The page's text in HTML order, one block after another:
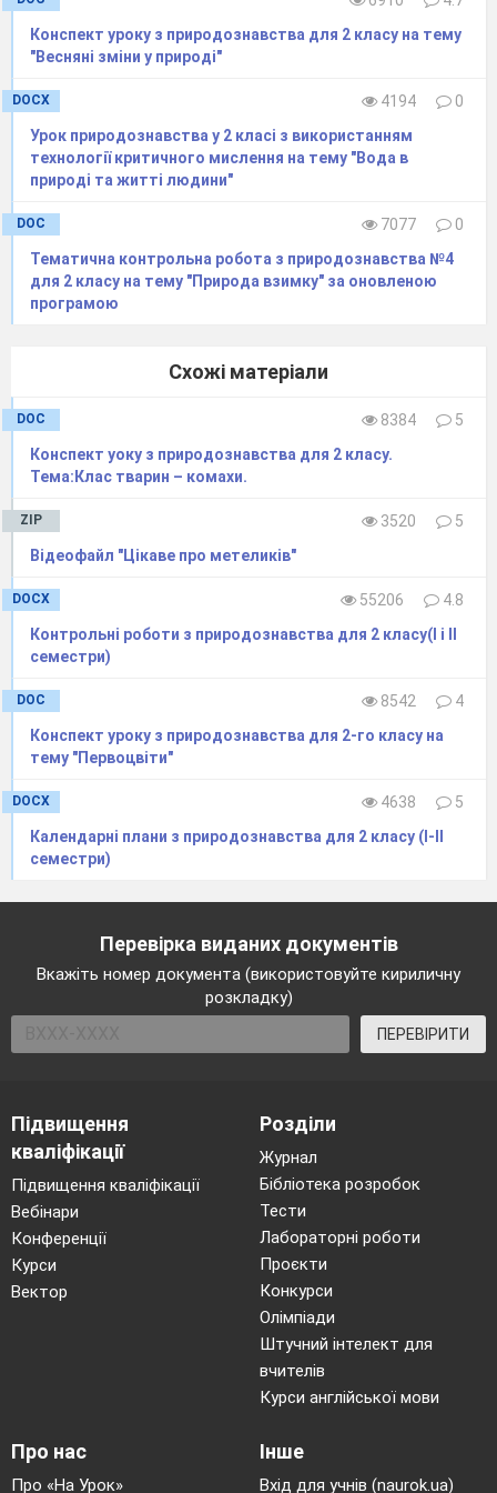
ріпа);
«Попелюшка» - (гарбуз);
«Пригоди
V.
- Що ви нового дізналися на уроці?
- Як розмножуються рослини?
- Чи задоволені ви уроком?
Конспект уроку з природознавства для 2 класу на тему
"Весняні зміни у природі"
DOCX 4194
0
Урок природознавства у 2 класі з використанням
технології критичного мислення на тему "Вода в
природі та житті людини"
DOC 7077
0
Тематична контрольна робота з природознавства №4
для 2 класу на тему "Природа взимку" за оновленою
програмою
Схожі матеріали
DOC 8384
5
Конспект уоку з природознавства для 2 класу.
Тема:Клас тварин – комахи.
ZIP 3520
5
Відеофайл "Цікаве про метеликів"
DOCX 55206
4.8
Контрольні роботи з природознавства для 2 класу(І і ІІ
семестри)
DOC 8542
4
Конспект уроку з природознавства для 2-го класу на
тему "Первоцвіти"
DOCX 4638
5
Календарні плани з природознавства для 2 класу (І-ІІ
семестри)
Перевірка виданих документів
Вкажіть номер документа (використовуйте кириличну
розкладку)
ПЕРЕВІРИТИ
Підвищення
кваліфікації
Підвищення кваліфікації
Вебінари
Конференції
Курси
Вектор
Розділи
Журнал
Бібліотека розробок
Тести
Лабораторні роботи
Проєкти
Конкурси
Олімпіади
Штучний інтелект для
вчителів
Курси англійської мови
Про нас
Про «На Урок»
Інше
Вхід для учнів (naurok.ua)